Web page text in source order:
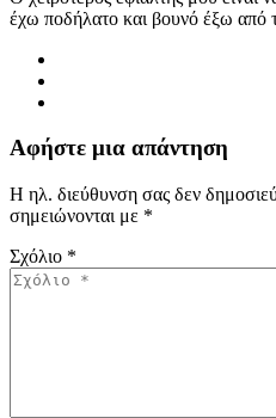
έχω ποδήλατο και βουνό έξω από
Αφήστε μια απάντηση
Η ηλ. διεύθυνση σας δεν
σημειώνονται με *
Σχόλιο *